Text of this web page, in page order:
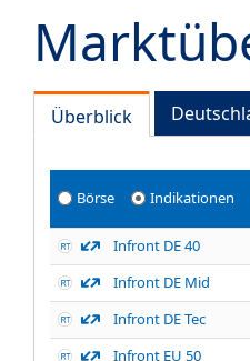
Überblick
Börse Indikationen
Infront DE 40
Infront DE Mid
Infront DE Tec
Infront EU 50